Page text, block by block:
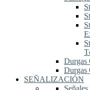
Durgas
Durgas
SEÑALIZACIÓN